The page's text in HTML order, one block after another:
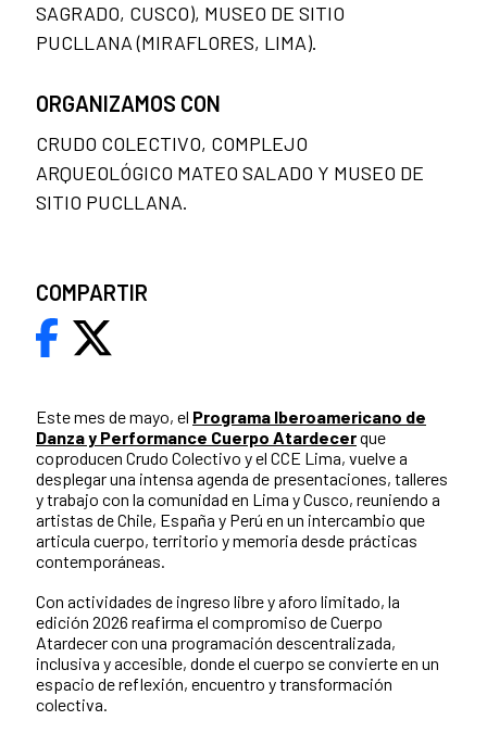
Este mes de mayo, el Programa Iberoamericano de
Danza y Performance Cuerpo Atardecerque
coproducen Crudo Colectivo y el CCE Lima, vuelve a
desplegar una intensa agenda de presentaciones, talleres
y trabajo con la comunidad en Lima y Cusco, reuniendo a
artistas de Chile, España y Perú en un intercambio que
articula cuerpo, territorio y memoria desde prácticas
contemporáneas.
Con actividades de ingreso libre y aforo limitado, la
edición 2026 reafirma el compromiso de Cuerpo
Atardecer con una programación descentralizada,
inclusiva y accesible, donde el cuerpo se convierte en un
espacio de reflexión, encuentro y transformación
colectiva.
SAGRADO, CUSCO), MUSEO DE SITIO
PUCLLANA (MIRAFLORES, LIMA).
ORGANIZAMOS CON
CRUDO COLECTIVO, COMPLEJO
ARQUEOLÓGICO MATEO SALADO Y MUSEO DE
SITIO PUCLLANA.
COMPARTIR